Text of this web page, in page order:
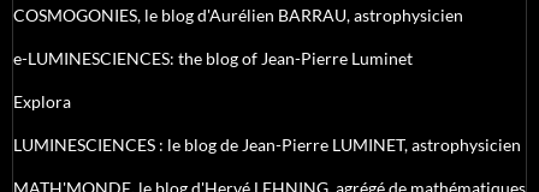
COSMOGONIES, le blog d'Aurélien BARRAU, astrophysicien
e-LUMINESCIENCES: the blog of Jean-Pierre Luminet
Explora
LUMINESCIENCES : le blog de Jean-Pierre LUMINET, astrophysicien